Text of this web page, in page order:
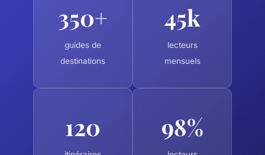
350+
guides de
destinations
45k
lecteurs
mensuels
120 98%